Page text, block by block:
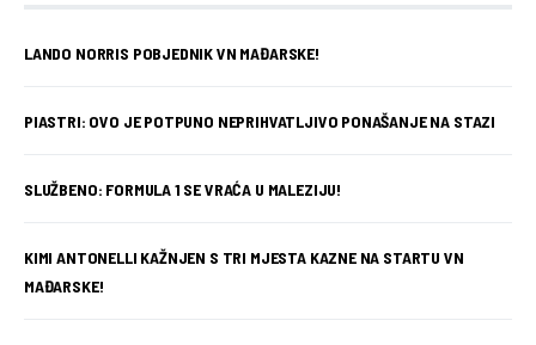
LANDO NORRIS POBJEDNIK VN MAĐARSKE!
PIASTRI: OVO JE POTPUNO NEPRIHVATLJIVO PONAŠANJE NA STAZI
SLUŽBENO: FORMULA 1 SE VRAĆA U MALEZIJU!
KIMI ANTONELLI KAŽNJEN S TRI MJESTA KAZNE NA STARTU VN
MAĐARSKE!